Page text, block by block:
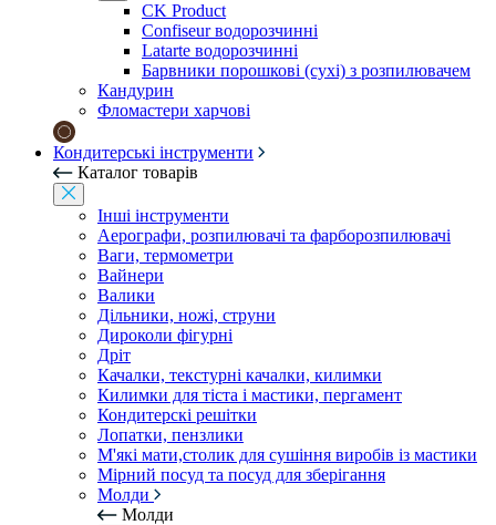
CK Product
Confiseur водорозчинні
Latarte водорозчинні
Барвники порошкові (сухі) з розпилювачем
Кандурин
Фломастери харчові
Кондитерські інструменти
Каталог товарів
Інші інструменти
Аерографи, розпилювачі та фарборозпилювачі
Ваги, термометри
Вайнери
Валики
Дільники, ножі, струни
Дироколи фігурні
Дріт
Качалки, текстурні качалки, килимки
Килимки для тіста і мастики, пергамент
Кондитерскі решітки
Лопатки, пензлики
М'які мати,столик для сушіння виробів із мастики
Мірний посуд та посуд для зберігання
Молди
Молди